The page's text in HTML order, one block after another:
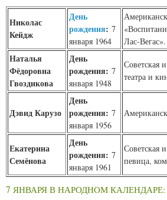
Николас
Кейдж
День
рождения: 7
января 1964
Лас-Вегас».
Наталья
Фёдоровна
Гвоздикова
День
рождения: 7
января 1948
Советская
театра и
Дэвид Карузо
День
рождения: 7
января 1956
Екатерина
Семёнова
День
рождения: 7
января 1961
Советская
певица,
7 ЯНВАРЯ В НАРОДНОМ КАЛЕНДАРЕ: